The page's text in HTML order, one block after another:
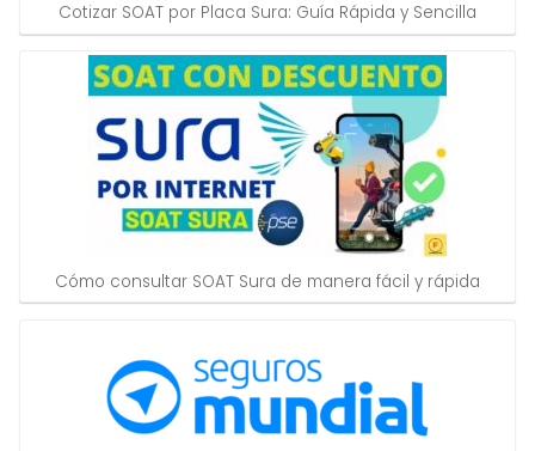
Cotizar SOAT por Placa Sura: Guía Rápida y Sencilla
Cómo consultar SOAT Sura de manera fácil y rápida